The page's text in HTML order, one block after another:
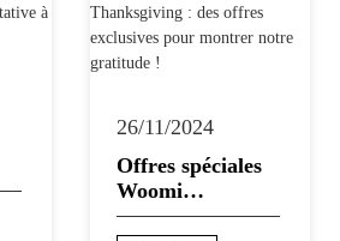
26/11/2024
Offres spéciales
Woomi
Thanksgiving :
28/05/2024
Améliorez
votre